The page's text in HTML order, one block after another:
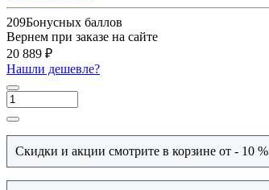
209Бонусных баллов
Вернем при заказе на сайте
20 889 ₽
Нашли дешевле?
Скидки и акции смотрите в корзине от - 10 %